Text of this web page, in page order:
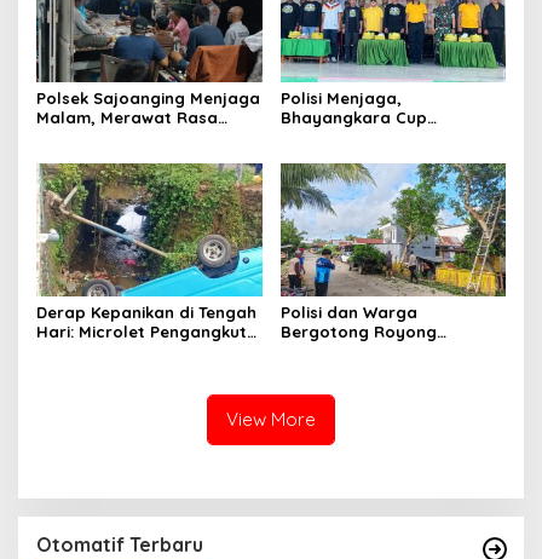
Polsek Sajoanging Menjaga
Malam, Merawat Rasa
Polisi Menjaga,
Bhayangkara Cup
Derap Kepanikan di Tengah
Hari: Microlet Pengangkut
Polisi dan Warga
Bergotong Royong
Rawan Tumbang
View More
Otomatif Terbaru